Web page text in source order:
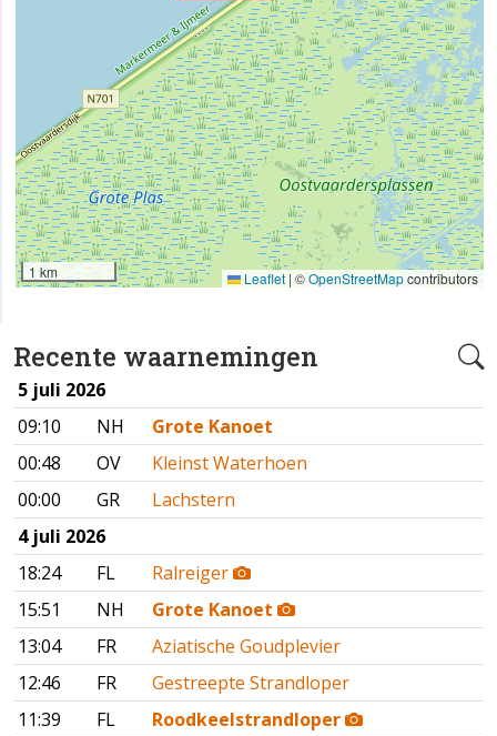
Recente waarnemingen
5 juli 2026
09:10
NH
Grote Kanoet
00:48
OV
Kleinst Waterhoen
00:00
GR
Lachstern
4 juli 2026
18:24
FL
Ralreiger
15:51
NH
Grote Kanoet
13:04
FR
Aziatische Goudplevier
12:46
FR
Gestreepte Strandloper
11:39
FL
Roodkeelstrandloper
1 km Leaflet | ©OpenStreetMapcontributors